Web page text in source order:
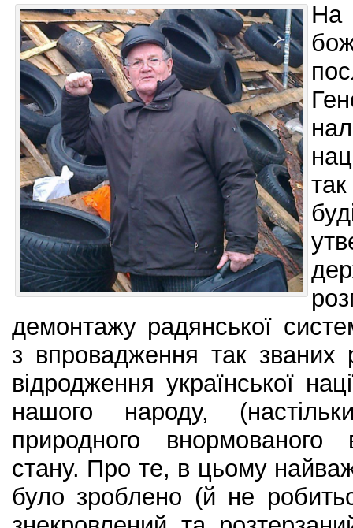
демонтажу радянської
з впровадження так званих
відродження української
нашого народу,
природного внормованого
стану. Про те, в цьому
було зроблено (й не